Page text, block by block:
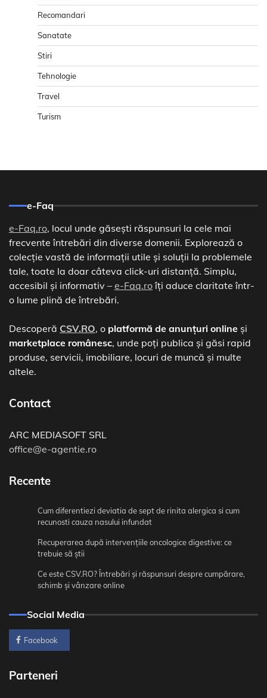
Recomandari
Sanatate
Stiri
Tehnologie
Travel
Turism
e-Faq
e-Faq.ro, locul unde găsești răspunsuri la cele mai
frecvente întrebări din diverse domenii. Explorează o
colecție vastă de informații utile și soluții la problemele
tale, toate la doar câteva click-uri distanță. Simplu,
accesibil și informativ – e-Faq.roîți aduce claritate într-
o lume plină de întrebări.
Descoperă CSV.RO, o platformă de anunțuri online și
marketplace românesc, unde poți publica și găsi rapid
produse, servicii, imobiliare, locuri de muncă și multe
altele.
Contact
ARC MEDIASOFT SRL
office@e-agentie.ro
Recente
Cum diferentiezi deviatia de sept de rinita alergica si cum
recunosti cauza nasului infundat
Recuperarea după intervențiile oncologice digestive: ce
trebuie să știi
Ce este CSV.RO? Întrebări și răspunsuri despre cumpărare,
schimb și vânzare online
Social Media
Facebook
Parteneri